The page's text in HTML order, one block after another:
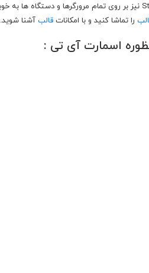
را تماشا کنید و با امکانات قالب آشنا شوید.
اسمارت آی تی :